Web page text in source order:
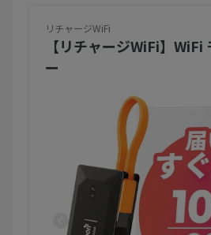
リチャージWiFi
【リチャージWiFi】WiFi
ー